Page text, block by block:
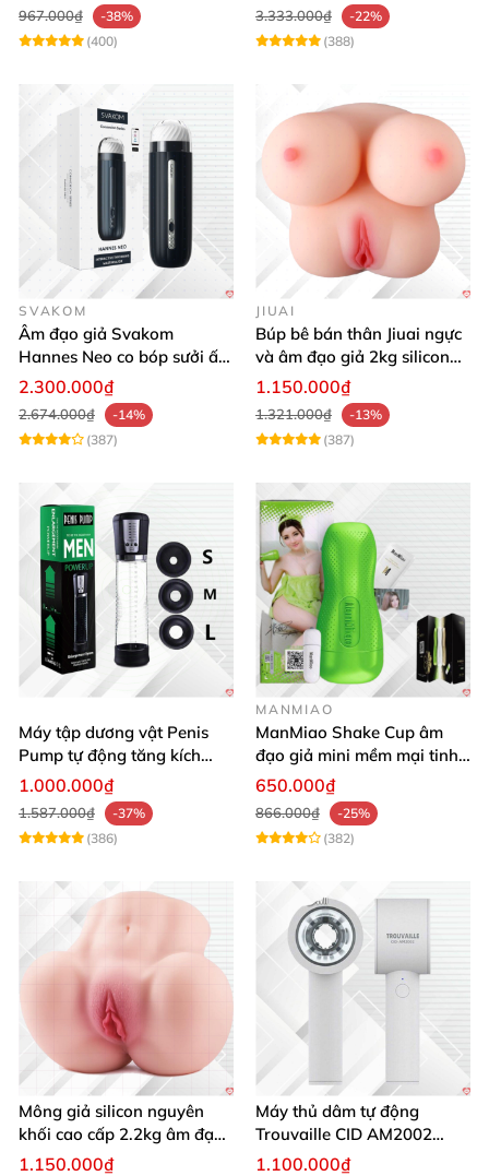
967.000₫
-38%
(400)
3.333.000₫
-22%
(388)
SVAKOM
Âm đạo giả Svakom
Hannes Neo co bóp sưởi ấm
điều khiển app tiện lợi kích
thích mạnh mẽ
2.300.000₫
2.674.000₫
-14%
(387)
JIUAI
Búp bê bán thân Jiuai ngực
và âm đạo giả 2kg silicon
nguyên khối cao cấp
1.150.000₫
1.321.000₫
-13%
(387)
Máy tập dương vật Penis
Pump tự động tăng kích
thước hiệu quả nhanh
1.000.000₫
1.587.000₫
-37%
(386)
MANMIAO
ManMiao Shake Cup âm
đạo giả mini mềm mại tinh
tế kích thích cực đỉnh
650.000₫
866.000₫
-25%
(382)
Mông giả silicon nguyên
khối cao cấp 2.2kg âm đạo
và hậu môn khít bót
1.150.000₫
Máy thủ dâm tự động
Trouvaille CID AM2002
tăng khoái cảm
1.100.000₫